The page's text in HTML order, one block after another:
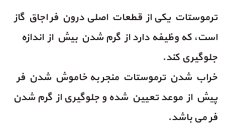
ترموستات یکی از قطعات اصلی درون فر اجاق گاز
است، که وظیفه دارد از گرم شدن بیش از اندازه
جلوگیری کند.
خراب شدن ترموستات منجر به خاموش شدن فر
پیش از موعد تعیین شده و جلوگیری از گرم شدن
فر می باشد.